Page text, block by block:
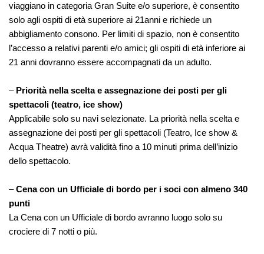
viaggiano in categoria Gran Suite e/o superiore, è consentito
solo agli ospiti di età superiore ai 21anni e richiede un
abbigliamento consono. Per limiti di spazio, non è consentito
l’accesso a relativi parenti e/o amici; gli ospiti di età inferiore ai
21 anni dovranno essere accompagnati da un adulto.
– Priorità nella scelta e assegnazione dei posti per gli
spettacoli (teatro, ice show)
Applicabile solo su navi selezionate. La priorità nella scelta e
assegnazione dei posti per gli spettacoli (Teatro, Ice show &
Acqua Theatre) avrà validità fino a 10 minuti prima dell’inizio
dello spettacolo.
–Cena con un Ufficiale di bordo per i soci con almeno 340
punti
La Cena con un Ufficiale di bordo avranno luogo solo su
crociere di 7 notti o più.